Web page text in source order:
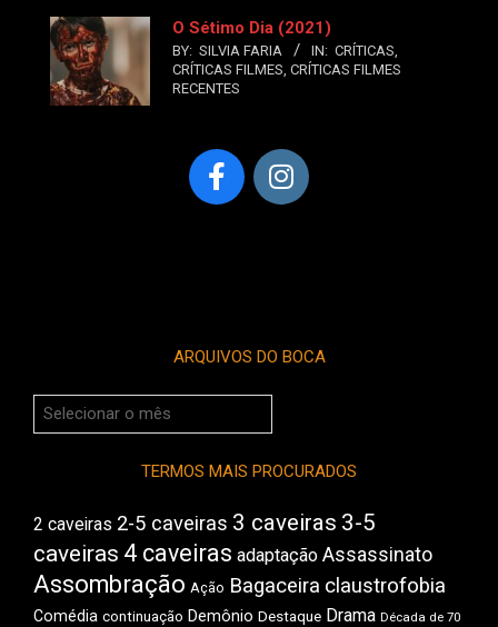
O Sétimo Dia (2021)
BY: SILVIA FARIA IN: CRÍTICAS
CRÍTICAS FILMES CRÍTICAS FILMES
RECENTES
ARQUIVOS DO BOCA
Arquivos
do
TERMOS MAIS PROCURADOS
2 caveiras 2-5 caveiras 3 caveiras 3-5
caveiras 4 caveiras adaptação Assassinato
Assombração Ação Bagaceira claustrofobia
Comédia continuação Demônio Destaque Drama Década de 70